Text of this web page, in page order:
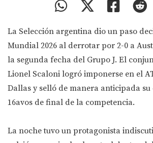
La Selección argentina dio un paso
Mundial 2026 al derrotar por 2-0 a
la segunda fecha del Grupo J. El
Lionel Scaloni logró imponerse en el
Dallas y selló de manera anticipada
16avos de final de la competencia.
La noche tuvo un protagonista